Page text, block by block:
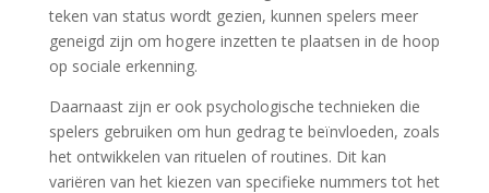
teken van status wordt gezien, kunnen spelers meer
geneigd zijn om hogere inzetten te plaatsen in de hoop
op sociale erkenning.
Daarnaast zijn er ook psychologische technieken die
spelers gebruiken om hun gedrag te beïnvloeden, zoals
het ontwikkelen van rituelen of routines. Dit kan
variëren van het kiezen van specifieke nummers tot het